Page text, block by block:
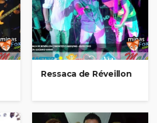
Ressaca de Réveillon